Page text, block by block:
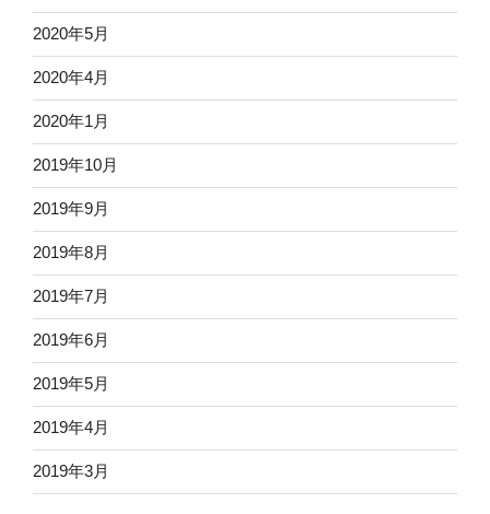
2020年5月
2020年4月
2020年1月
2019年10月
2019年9月
2019年8月
2019年7月
2019年6月
2019年5月
2019年4月
2019年3月